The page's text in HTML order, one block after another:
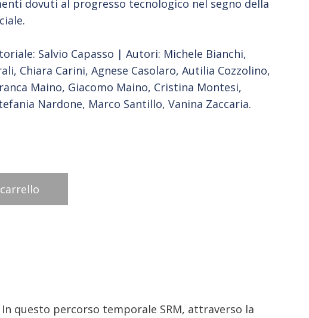
dovuti al progresso tecnologico nel segno della
Salvio Capasso | Autori: Michele Bianchi,
Chiara Carini, Agnese Casolaro, Autilia Cozzolino,
Maino, Giacomo Maino, Cristina Montesi,
Nardone, Marco Santillo, Vanina Zaccaria.
questo percorso temporale SRM, attraverso la